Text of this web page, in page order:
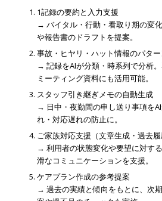
1記録の要約と入力支援
→ バイタル・行動・看取り期の変
や報告書のドラフトを提案。
事故・ヒヤリ・ハット情報のパタ
→ 記録をAIが分類・時系列で分析
ミーティング資料にも活用可能。
スタッフ引き継ぎメモの自動生成
→ 日中・夜勤間の申し送り事項を
れ・対応遅れの防止に。
ご家族対応支援（文章生成・過去履
→ 利用者の状態変化や要望に対す
滑なコミュニケーションを支援。
ケアプラン作成の参考提案
→ 過去の実績と傾向をもとに、次